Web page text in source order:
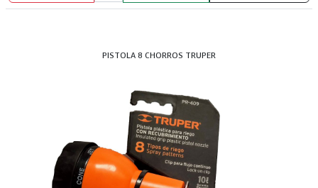
PISTOLA 8 CHORROS TRUPER